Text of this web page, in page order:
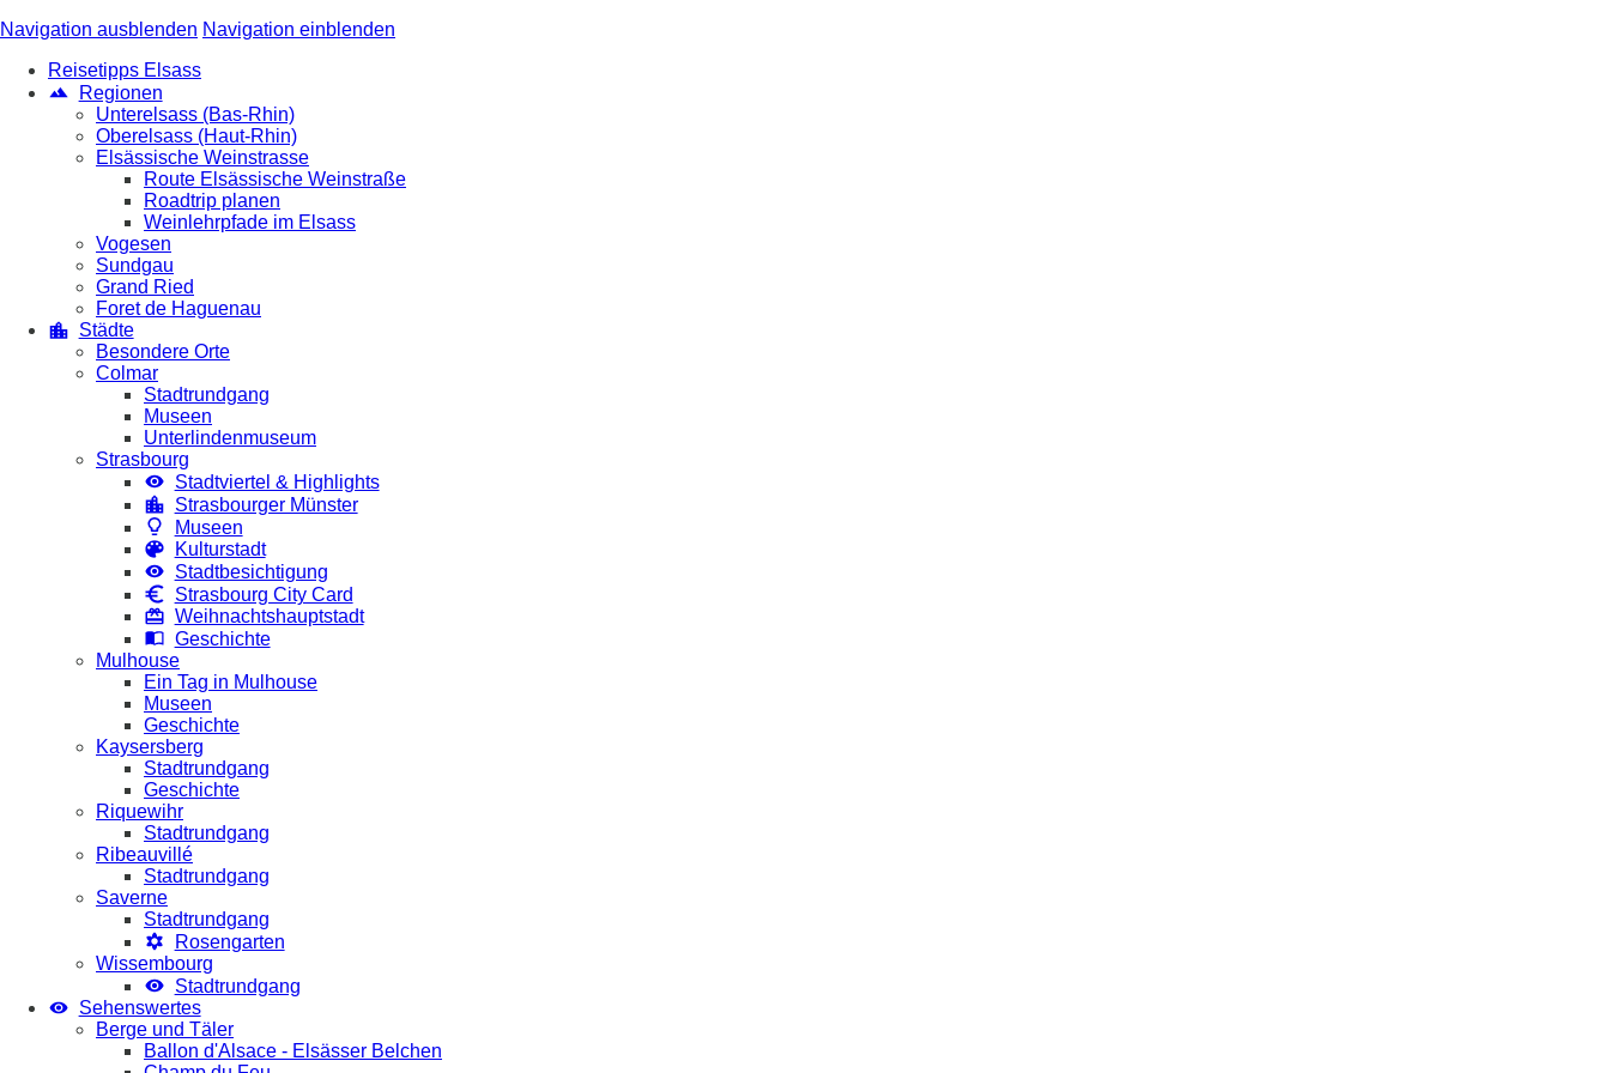
Navigation ausblenden Navigation einblenden
Reisetipps Elsass
Regionen
Unterelsass (Bas-Rhin)
Oberelsass (Haut-Rhin)
Elsässische Weinstrasse
Route Elsässische Weinstraße
Roadtrip planen
Weinlehrpfade im Elsass
Vogesen
Sundgau
Grand Ried
Foret de Haguenau
Städte
Besondere Orte
Colmar
Stadtrundgang
Museen
Unterlindenmuseum
Strasbourg
Stadtviertel & Highlights
Strasbourger Münster
Museen
Kulturstadt
Stadtbesichtigung
Strasbourg City Card
Weihnachtshauptstadt
Geschichte
Mulhouse
Ein Tag in Mulhouse
Museen
Geschichte
Kaysersberg
Stadtrundgang
Geschichte
Riquewihr
Stadtrundgang
Ribeauvillé
Stadtrundgang
Saverne
Stadtrundgang
Rosengarten
Wissembourg
Stadtrundgang
Sehenswertes
Berge und Täler
Ballon d'Alsace - Elsässer Belchen